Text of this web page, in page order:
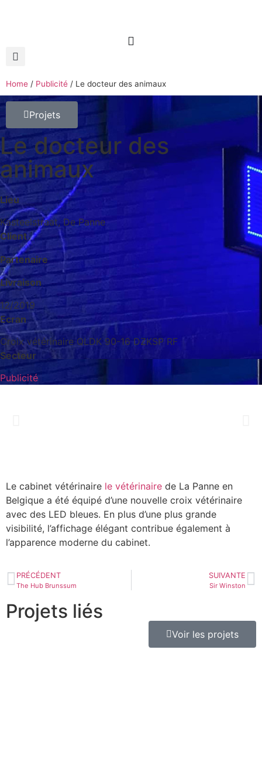
Home / Publicité / Le docteur des animaux
Projets
Le docteur des
animaux
Lieu
Kasteelstraat, De Panne
Client
Partenaire
Livraison
12/2019
Ecran
Croix vétérinaire QLDK 90-16 DZKSP RF
Secteur
Publicité
Le cabinet vétérinaire le vétérinaire de La Panne en
Belgique a été équipé d’une nouvelle croix vétérinaire
avec des LED bleues. En plus d’une plus grande
visibilité, l’affichage élégant contribue également à
l’apparence moderne du cabinet.
PRÉCÉDENT
The Hub Brunssum
SUIVANTE
Sir Winston
Projets liés
Voir les projets